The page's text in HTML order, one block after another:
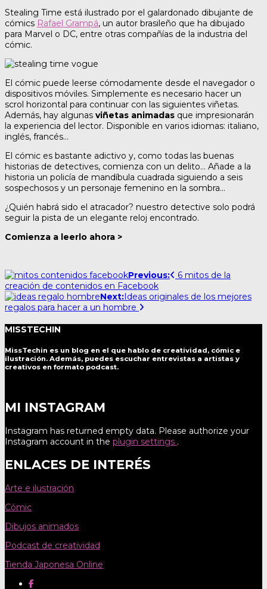
Stealing Time está ilustrado por el galardonado dibujante de
cómics Rafael Grampá, un autor brasileño que ha dibujado
para Marvel o DC, entre otras compañías de la industria del
cómic.
El cómic puede leerse cómodamente desde el navegador o
dispositivos móviles. Simplemente es necesario hacer un
scrol horizontal para continuar con las siguientes viñetas.
Además, hay algunas viñetas animadas que impresionarán
la experiencia del lector. Disponible en varios idiomas: italiano,
inglés, francés…
El cómic es bastante adictivo y, como todas las buenas
historias de detectives, comienza con un delito… Añade a la
historia un policía de mandíbula cuadrada siguiendo a seis
sospechosos y un personaje femenino en la sombra…
¿Quién habrá sido el atracador? nuestro detective solo podrá
seguir la pista de un elegante reloj encontrado.
Comienza a leerlo ahora >
Post
navigation
Previous:
6 mitos de la
creación de contenidos en Facebook
Next: Ideas originales de los mejores
regalos para hacer a un hombre
MISSTECHIN
MissTechin es un blog en el que hablo de creatividad, cómic e
ilustración. Además, puedes escuchar entrevistas a artistas y
creativos en formato podcast.
MI INSTAGRAM
Instagram has returned empty data. Please authorize your
Instagram account in the plugin settings .
ENLACES DE INTERÉS
Arte e ilustración
Cómic
Dibujos animados
Podcast de creatividad
Tienda Japonesa Online